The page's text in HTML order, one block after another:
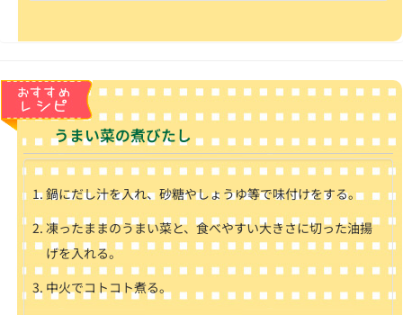
うまい菜の煮びたし
鍋にだし汁を入れ、砂糖やしょうゆ等で味付けをする。
凍ったままのうまい菜と、食べやすい大きさに切った油揚
げを入れる。
中火でコトコト煮る。